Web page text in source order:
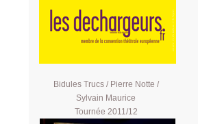
Bidules Trucs / Pierre Notte /
Sylvain Maurice
Tournée 2011/12